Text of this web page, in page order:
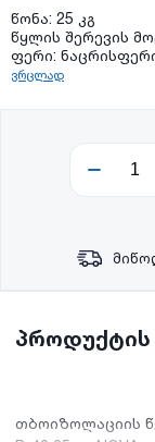
წონა: 25 კგ
წყლის შერევის
ფერი:
ვრცლად
თბოიზოლაციის